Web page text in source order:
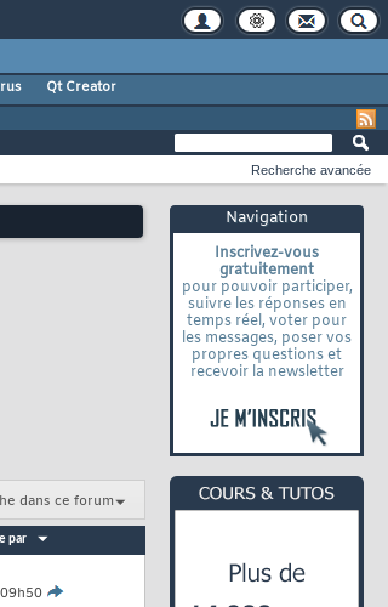
Qt Creator
Recherche avancée
Navigation
Inscrivez-vous
gratuitement
pour pouvoir participer,
suivre les réponses en
temps réel, voter pour
les messages, poser vos
propres questions et
recevoir la newsletter
dans ce forum
par
09h50